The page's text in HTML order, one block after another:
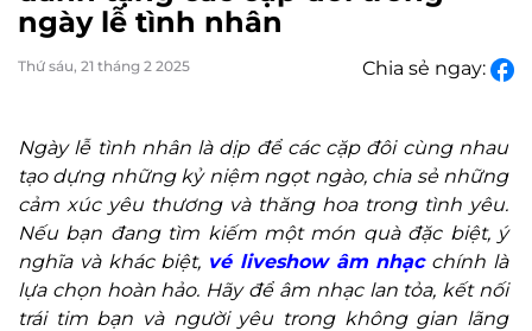
ngày lễ tình nhân
Thứ sáu, 21 tháng 2 2025 Chia sẻ ngay:
Ngày lễ tình nhân là dịp để các cặp đôi cùng nhau
tạo dựng những kỷ niệm ngọt ngào, chia sẻ những
cảm xúc yêu thương và thăng hoa trong tình yêu.
Nếu bạn đang tìm kiếm một món quà đặc biệt, ý
nghĩa và khác biệt, vé liveshow âm nhạcchính là
lựa chọn hoàn hảo. Hãy để âm nhạc lan tỏa, kết nối
trái tim bạn và người yêu trong không gian lãng